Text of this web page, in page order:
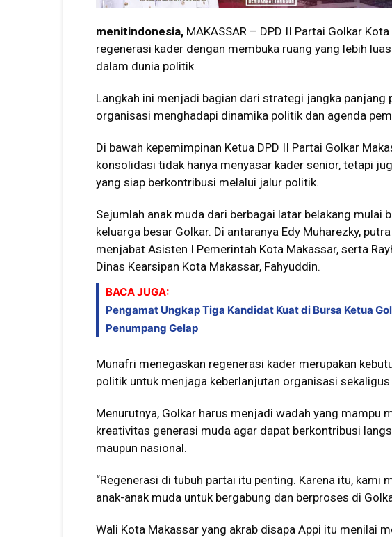
menitindonesia, MAKASSAR – DPD II Partai Golkar
regenerasi kader dengan membuka ruang yang lebih
dalam dunia politik.
Langkah ini menjadi bagian dari strategi jangka panjang
organisasi menghadapi dinamika politik dan agenda
Di bawah kepemimpinan Ketua DPD II Partai Golkar
konsolidasi tidak hanya menyasar kader senior, tetapi
yang siap berkontribusi melalui jalur politik.
Sejumlah anak muda dari berbagai latar belakang mulai
keluarga besar Golkar. Di antaranya Edy Muharezky,
menjabat Asisten I Pemerintah Kota Makassar, serta
Dinas Kearsipan Kota Makassar, Fahyuddin.
BACA JUGA:
Pengamat Ungkap Tiga Kandidat Kuat di Bursa Ketua
Penumpang Gelap
Munafri menegaskan regenerasi kader merupakan
politik untuk menjaga keberlanjutan organisasi
Menurutnya, Golkar harus menjadi wadah yang mampu
kreativitas generasi muda agar dapat berkontribusi
maupun nasional.
“Regenerasi di tubuh partai itu penting. Karena itu, kami
anak-anak muda untuk bergabung dan berproses di
Wali Kota Makassar yang akrab disapa Appi itu menilai